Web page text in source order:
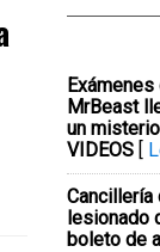
MrBeast
un
VIDEOS [
Cancillería
lesionado
boleto de